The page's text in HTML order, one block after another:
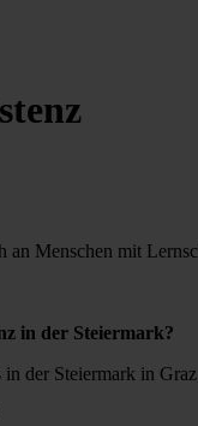
an Menschen mit
in der Steiermark?
der Steiermark in